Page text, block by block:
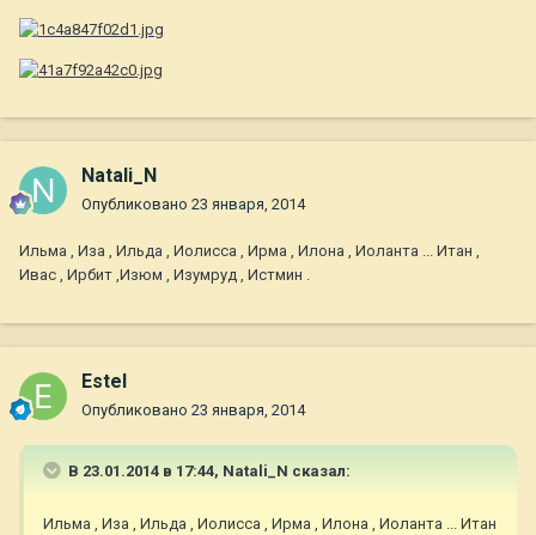
Natali_N
Опубликовано 23 января, 2014
Ильма , Иза , Ильда , Иолисса , Ирма , Илона , Иоланта ... Итан ,
Ивас , Ирбит ,Изюм , Изумруд , Истмин .
Estel
Опубликовано 23 января, 2014
В 23.01.2014 в 17:44, Natali_N сказал:
Ильма , Иза , Ильда , Иолисса , Ирма , Илона , Иоланта ... Итан